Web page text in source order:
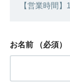
【営業時間
お名前 （必須）